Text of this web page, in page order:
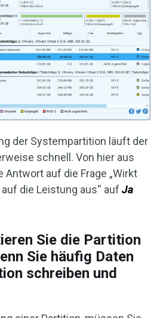
der Systempartition läuft der
schnell. Von hier aus
Antwort auf die Frage „Wirkt
die Leistung aus“ auf Ja
Sie die Partition
Sie häufig Daten
schreiben und